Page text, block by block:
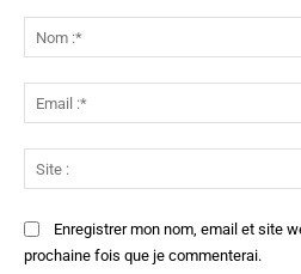
Enregistrer mon nom, email et site
prochaine fois que je commenterai.